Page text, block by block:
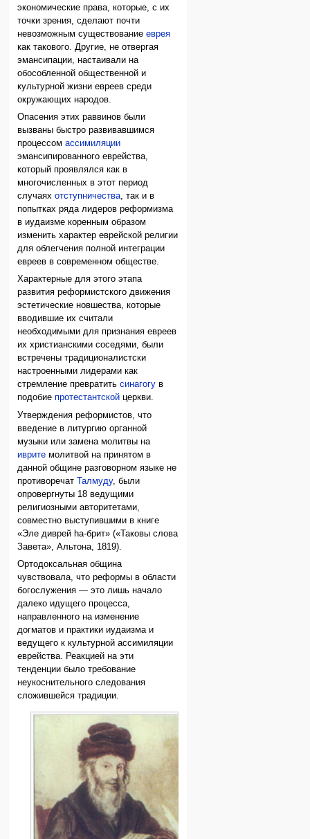
экономические права, которые, с их
точки зрения, сделают почти
невозможным существованиееврея
как такового. Другие, не отвергая
эмансипации, настаивали на
обособленной общественной и
культурной жизни евреев среди
окружающих народов.
Опасения этих раввинов были
вызваны быстро развивавшимся
процессомассимиляции
эмансипированного еврейства,
который проявлялся как в
многочисленных в этот период
случаяхотступничества, так и в
попытках ряда лидеров реформизма
в иудаизме коренным образом
изменить характер еврейской религии
для облегчения полной интеграции
евреев в современном обществе.
Характерные для этого этапа
развития реформистского движения
эстетические новшества, которые
вводившие их считали
необходимыми для признания евреев
их христианскими соседями, были
встречены традиционалистски
настроенными лидерами как
стремление превратитьсинагогу в
подобиепротестантской церкви.
Утверждения реформистов, что
введение в литургию органной
музыки или замена молитвы на
иврите молитвой на принятом в
данной общине разговорном языке не
противоречатТалмуду, были
опровергнуты 18 ведущими
религиозными авторитетами,
совместно выступившими в книге
«Эле диврей hа-брит» («Таковы слова
Завета», Альтона, 1819).
Ортодоксальная община
чувствовала, что реформы в области
богослужения — это лишь начало
далеко идущего процесса,
направленного на изменение
догматов и практики иудаизма и
ведущего к культурной ассимиляции
еврейства. Реакцией на эти
тенденции было требование
неукоснительного следования
сложившейся традиции.